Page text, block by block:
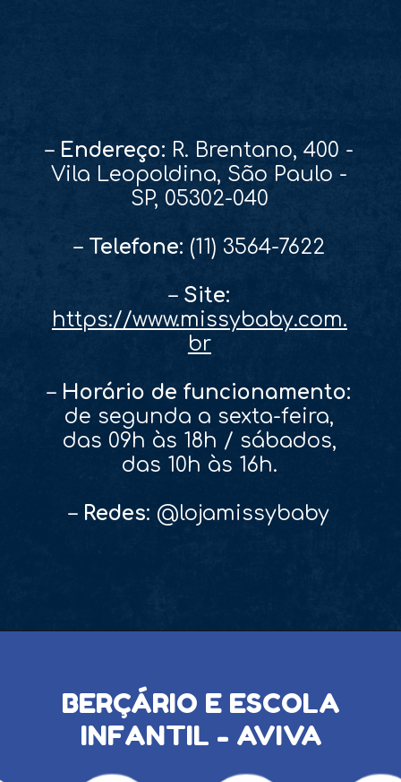
– Endereço: R. Brentano, 400 -
Vila Leopoldina, São Paulo -
SP, 05302-040
– Telefone: (11) 3564-7622
– Site:
https://www.missybaby.com.
br
– Horário de funcionamento:
de segunda a sexta-feira,
das 09h às 18h / sábados,
das 10h às 16h.
– Redes: @lojamissybaby
BERÇÁRIO E ESCOLA
INFANTIL - AVIVA